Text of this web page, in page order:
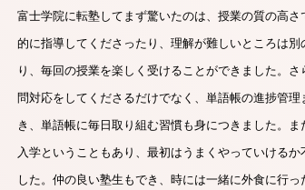
富士学院に転塾してまず驚いたのは、授業の質の高
的に指導してくださったり、理解が難しいところは
り、毎回の授業を楽しく受けることができました。
問対応をしてくださるだけでなく、単語帳の進捗管
き、単語帳に毎日取り組む習慣も身につきました。
入学ということもあり、最初はうまくやっていける
した。仲の良い塾生もでき、時には一緒に外食に行